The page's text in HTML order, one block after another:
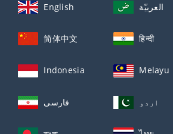
English العربيّة
简体中文 हिन्दी
Indonesia Melayu
فارسی اردو